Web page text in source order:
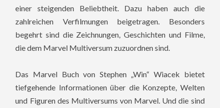
einer steigenden Beliebtheit. Dazu haben auch die
zahlreichen Verfilmungen beigetragen. Besonders
begehrt sind die Zeichnungen, Geschichten und Filme,
die dem Marvel Multiversum zuzuordnen sind.
Das Marvel Buch von Stephen „Win“ Wiacek bietet
tiefgehende Informationen über die Konzepte, Welten
und Figuren des Multiversums von Marvel. Und die sind